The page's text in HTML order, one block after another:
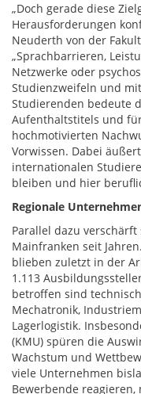
„Doch gerade diese
Herausforderungen
Neuderth von der
„Sprachbarrieren,
Netzwerke oder
Studienzweifeln und
Studierenden bedeute
Aufenthaltstitels und
hochmotivierten
Vorwissen. Dabei
internationalen
bleiben und hier
Regionale
Parallel dazu
Mainfranken seit
blieben zuletzt in der
1.113
betroffen sind
Mechatronik,
Lagerlogistik.
(KMU) spüren die
Wachstum und
viele Unternehmen
Bewerbende